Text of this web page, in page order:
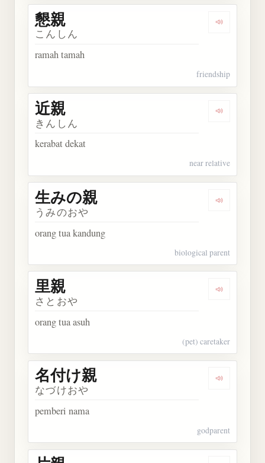
Dengarkan
懇親
こんしん
ramah tamah
friendship
Dengarkan
近親
きんしん
kerabat dekat
near relative
Dengarkan
生みの親
うみのおや
orang tua kandung
biological parent
Dengarkan
里親
さとおや
orang tua asuh
(pet) caretaker
Dengarkan
名付け親
なづけおや
pemberi nama
godparent